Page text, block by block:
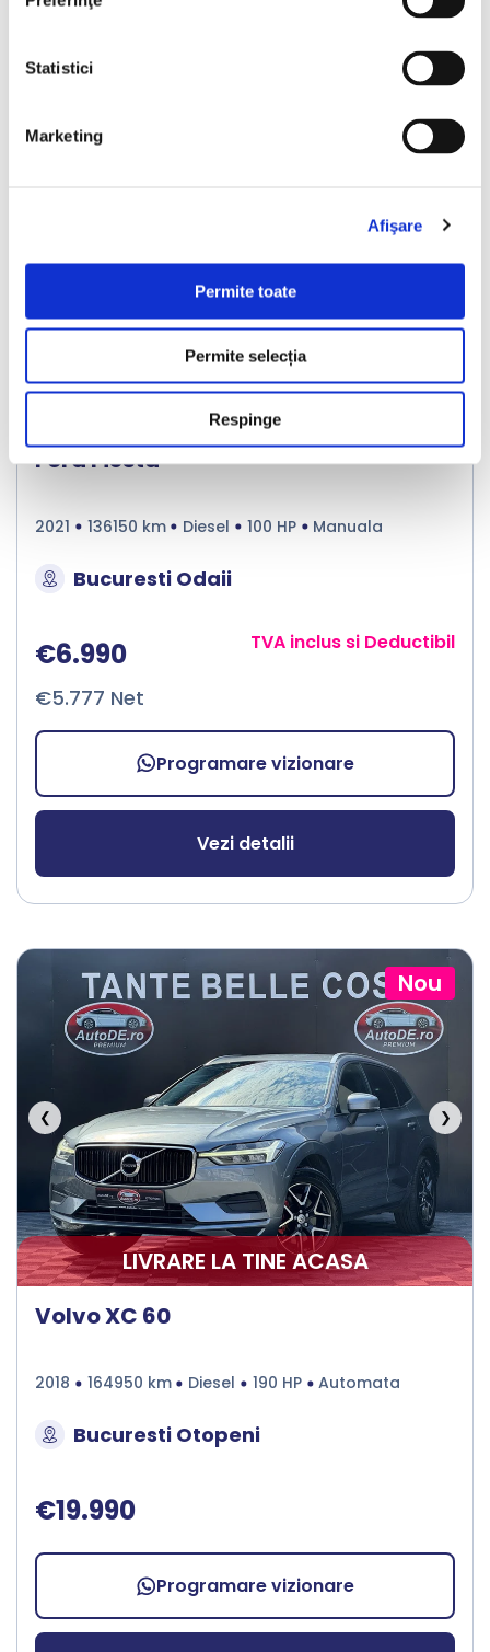
Statistici
Marketing
Afişare
Permite toate
Permite selecția
Respinge
Nou
❮ ❯
LIVRARE LA TINE ACASA
Ford Fiesta
2021 136150 km Diesel 100 HP Manuala
Bucuresti Odaii
€6.990
€5.777 Net
TVA inclus si Deductibil
Programare vizionare
Vezi detalii
Nou
❮ ❯
LIVRARE LA TINE ACASA
Volvo XC 60
2018 164950 km Diesel 190 HP Automata
Bucuresti Otopeni
€19.990
Programare vizionare